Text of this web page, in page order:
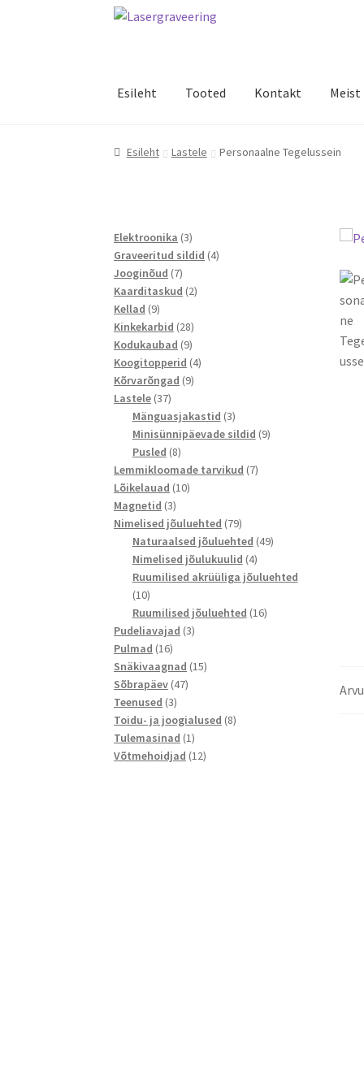
Liigu
Liigu
Esileht Tooted Kontakt Meist
Esileht Lastele Personaalne Tegelussein
Elektroonika 33
toodet
Graveeritud sildid 44
Jooginõud 77
toodet
Kaarditaskud 22
Kellad 99
toodet
Kinkekarbid 2828
toodet
Kodukaubad 99
toodet
Koogitopperid 44
Kõrvarõngad 99
Lastele 3737
toodet
Mänguasjakastid 33
toodet
Minisünnipäevade sildid 99
Pusled 88
toodet
Lemmikloomade tarvikud 77
Lõikelauad 1010
Magnetid 33
toodet
Nimelised jõuluehted 7979
toodet
Naturaalsed jõuluehted 4949
Nimelised jõulukuulid 44
toodet
Ruumilised akrüüliga jõuluehted
1010
toodet
Ruumilised jõuluehted 1616
Pudeliavajad 33
Pulmad 1616
toodet
Snäkivaagnad 1515
Sõbrapäev 4747
Teenused 33
toodet
Toidu- ja joogialused 88
Tulemasinad 11
toode
Võtmehoidjad 1212